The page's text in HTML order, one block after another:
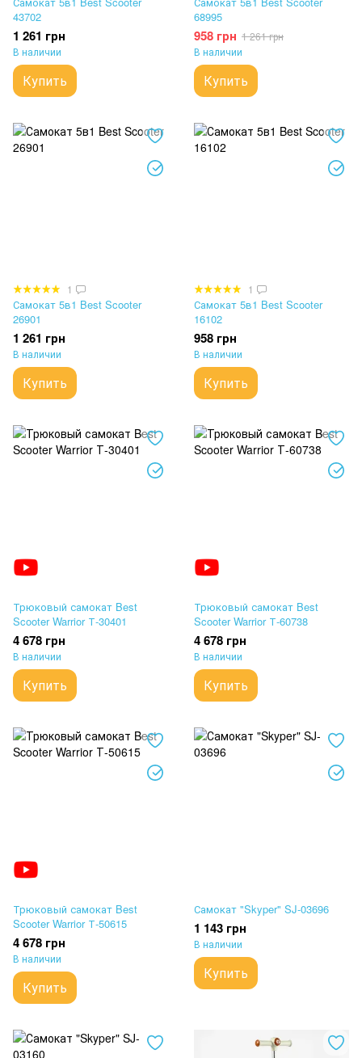
43702
1 261 грн
В наличии
Купить
68995
958 грн 1 261 грн
В наличии
Купить
1
Самокат 5в1 Best Scooter
26901
1 261 грн
В наличии
Купить
1
Самокат 5в1 Best Scooter
16102
958 грн
В наличии
Купить
Трюковый самокат Best
Scooter Warrior Т-30401
4 678 грн
В наличии
Купить
Трюковый самокат Best
Scooter Warrior Т-60738
4 678 грн
В наличии
Купить
Трюковый самокат Best
Scooter Warrior Т-50615
4 678 грн
В наличии
Купить
Самокат "Skyper" SJ-03696
1 143 грн
В наличии
Купить